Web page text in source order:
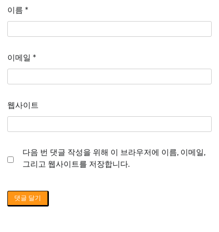
이름 *
이메일 *
웹사이트
다음 번 댓글 작성을 위해 이 브라우저에 이름, 이메일,
그리고 웹사이트를 저장합니다.